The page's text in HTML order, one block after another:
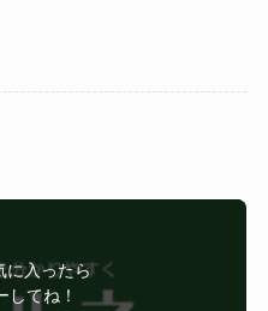
に入ったら
してね！